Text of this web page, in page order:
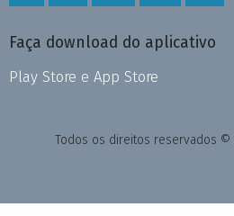
Faça download do aplicativo
Play Store e App Store
Todos os direitos reservados ©